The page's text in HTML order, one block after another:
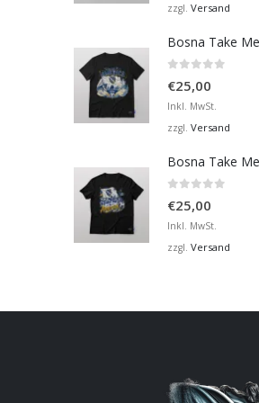
zzgl. Versand
€25,00
Inkl. MwSt.
zzgl. Versand
€25,00
Inkl. MwSt.
zzgl. Versand